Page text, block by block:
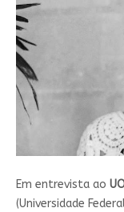
Em entrevista ao
(Universidade